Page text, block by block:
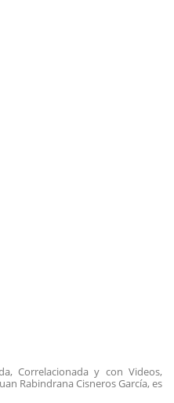
Correlacionada y con Videos,
Rabindrana Cisneros García, es